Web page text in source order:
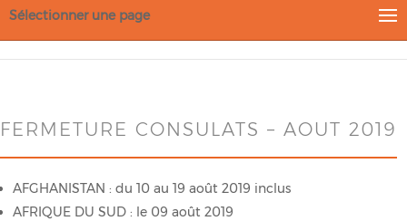
Sélectionner une page
FERMETURE CONSULATS – AOUT 2019
AFGHANISTAN : du 10 au 19 août 2019 inclus
AFRIQUE DU SUD : le 09 août 2019